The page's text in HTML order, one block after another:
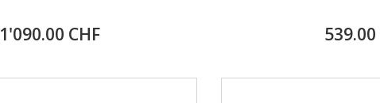
1'090.00 CHF 539.00